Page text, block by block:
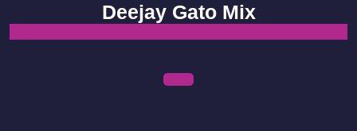
content
Deejay Gato Mix